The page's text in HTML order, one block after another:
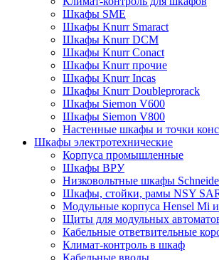
Шкафы SME
Шкафы Knurr Smaract
Шкафы Knurr DCM
Шкафы Knurr Conact
Шкафы Knurr прочие
Шкафы Knurr Incas
Шкафы Knurr Doubleprorack
Шкафы Siemon V600
Шкафы Siemon V800
Настенные шкафы и точки
Шкафы электротехнические
Корпуса промышленные
Шкафы ВРУ
Низковольтные шкафы
Шкафы, стойки, рамы NSY
Модульные корпуса Hensel Mi
Щиты для модульных
Кабельные ответвительные
Климат-контроль в шкаф
Кабельные вводы